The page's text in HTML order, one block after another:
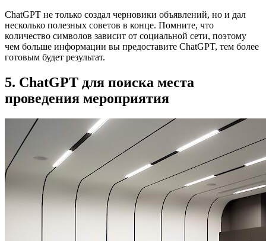
ChatGPT не только создал черновики объявлений, но и дал
несколько полезных советов в конце. Помните, что
количество символов зависит от социальной сети, поэтому
чем больше информации вы предоставите ChatGPT, тем более
готовым будет результат.
5. ChatGPT для поиска места
проведения мероприятия